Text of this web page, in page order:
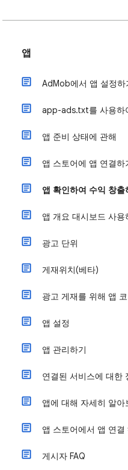
앱
AdMob에서 앱 설정하
app-ads.txt를 사용하
앱 준비 상태에 관해
앱 스토어에 앱 연결하
앱 확인하여 수익 창출
앱 개요 대시보드 사용
광고 단위
게재위치(베타)
광고 게재를 위해 앱
앱 설정
앱 관리하기
연결된 서비스에 대한
앱에 대해 자세히 알아
앱 스토어에서 앱 연결
게시자 FAQ